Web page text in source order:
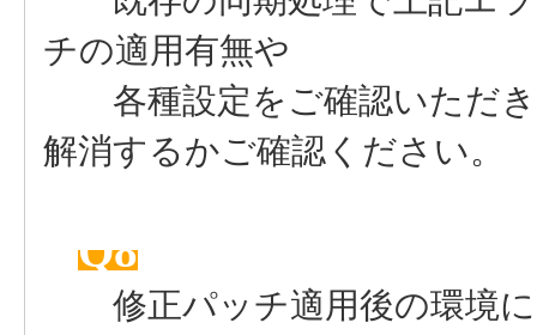
チの適用有無や
各種設定をご確認いただき
解消するかご確認ください。
Q8
修正パッチ適用後の環境に